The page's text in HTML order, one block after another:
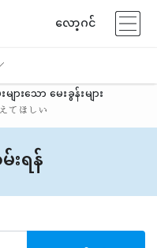
လော့ဂင်
ျားသော မေးခွန်းများ
てほしい
းရန်